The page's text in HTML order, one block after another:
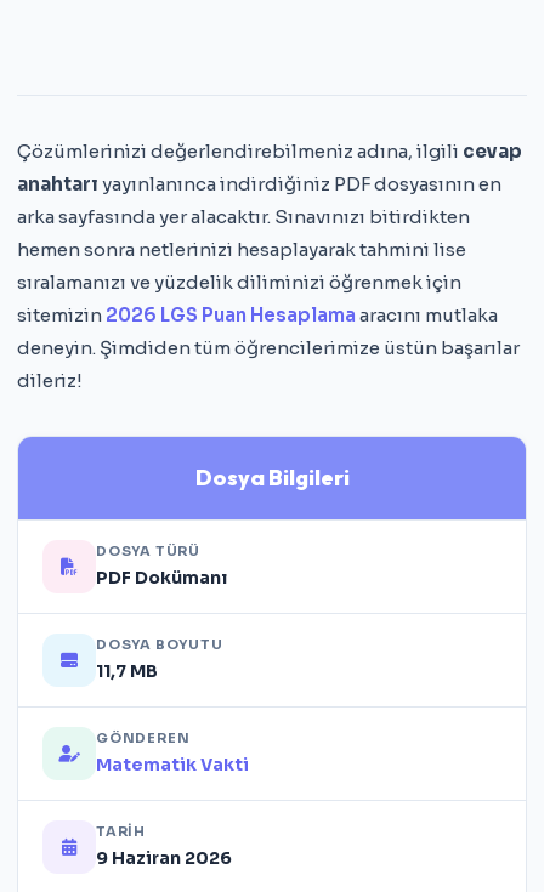
Çözümlerinizi değerlendirebilmeniz adına, ilgili cevap
anahtarı yayınlanınca indirdiğiniz PDF dosyasının en
arka sayfasında yer alacaktır. Sınavınızı bitirdikten
hemen sonra netlerinizi hesaplayarak tahmini lise
sıralamanızı ve yüzdelik diliminizi öğrenmek için
sitemizin 2026 LGS Puan Hesaplama aracını mutlaka
deneyin. Şimdiden tüm öğrencilerimize üstün başarılar
dileriz!
Dosya Bilgileri
DOSYA TÜRÜ
PDF Dokümanı
DOSYA BOYUTU
11,7 MB
GÖNDEREN
Matematik Vakti
TARIH
9 Haziran 2026